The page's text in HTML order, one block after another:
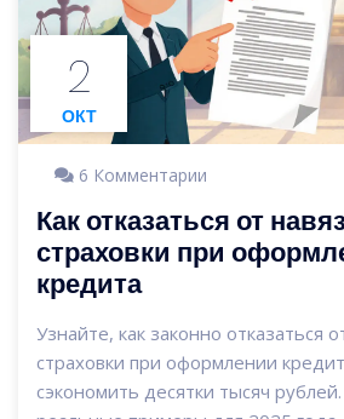
2
ОКТ
6 Комментарии
Как отказаться от
страховки при
кредита
Узнайте, как законно отказаться
страховки при оформлении
сэкономить десятки тысяч